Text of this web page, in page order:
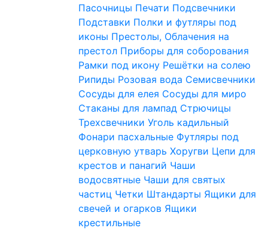
Пасочницы Печати Подсвечники
Подставки Полки и футляры под
иконы Престолы, Облачения на
престол Приборы для соборования
Рамки под икону Решётки на солею
Рипиды Розовая вода Семисвечники
Сосуды для елея Сосуды для миро
Стаканы для лампад Стрючицы
Трехсвечники Уголь кадильный
Фонари пасхальные Футляры под
церковную утварь Хоругви Цепи для
крестов и панагий Чаши
водосвятные Чаши для святых
частиц Четки Штандарты Ящики для
свечей и огарков Ящики
крестильные